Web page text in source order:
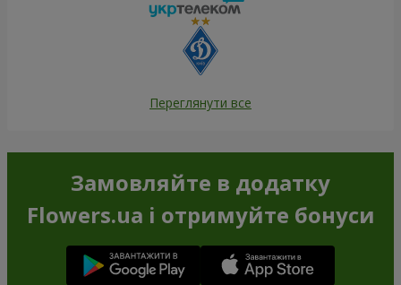
Переглянути все
Замовляйте в додатку
Flowers.ua і отримуйте бонуси